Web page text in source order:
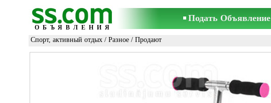
ОБЪЯВЛЕНИЯ
Подать Объявление
Спорт, активный отдых / Разное / Продают